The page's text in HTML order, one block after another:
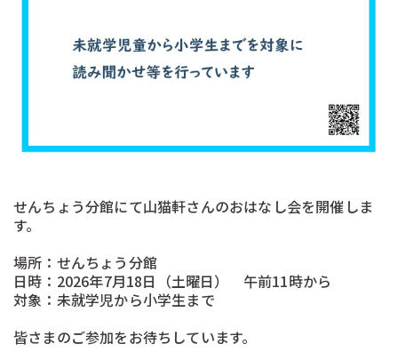
せんちょう分館にて山猫軒さんのおはなし会を開催しま
す。
場所：せんちょう分館
日時：2026年7月18日（土曜日） 午前11時から
対象：未就学児から小学生まで
皆さまのご参加をお待ちしています。